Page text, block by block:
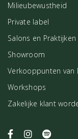
Milieubewustheid
Private label
Salons en Praktijken
Showroom
Verkooppunten van
Workshops
Zakelijke klant